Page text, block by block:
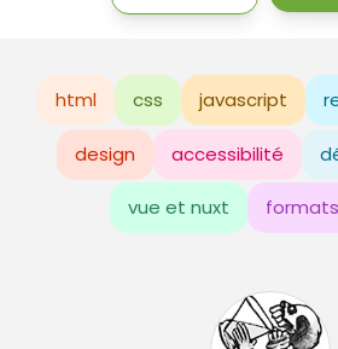
html css javascript
design accessibilité
vue et nuxt formats